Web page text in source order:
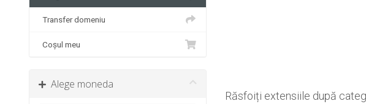
Transfer domeniu
Coșul meu
Alege moneda
Răsfoiți extensiile după